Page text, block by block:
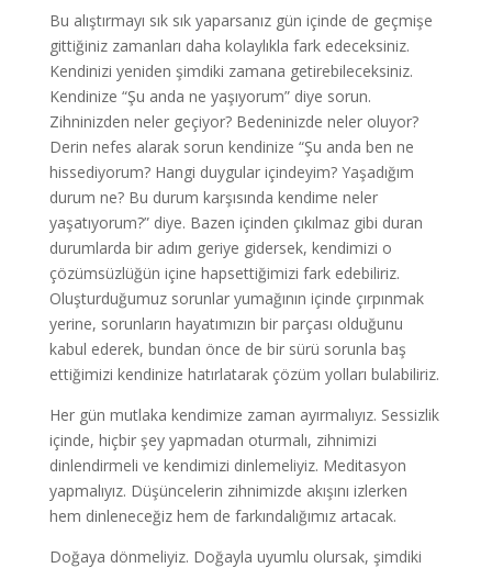
Bu alıştırmayı sık sık yaparsanız gün içinde de geçmişe
gittiğiniz zamanları daha kolaylıkla fark edeceksiniz.
Kendinizi yeniden şimdiki zamana getirebileceksiniz.
Kendinize “Şu anda ne yaşıyorum” diye sorun.
Zihninizden neler geçiyor? Bedeninizde neler oluyor?
Derin nefes alarak sorun kendinize “Şu anda ben ne
hissediyorum? Hangi duygular içindeyim? Yaşadığım
durum ne? Bu durum karşısında kendime neler
yaşatıyorum?” diye. Bazen içinden çıkılmaz gibi duran
durumlarda bir adım geriye gidersek, kendimizi o
çözümsüzlüğün içine hapsettiğimizi fark edebiliriz.
Oluşturduğumuz sorunlar yumağının içinde çırpınmak
yerine, sorunların hayatımızın bir parçası olduğunu
kabul ederek, bundan önce de bir sürü sorunla baş
ettiğimizi kendinize hatırlatarak çözüm yolları bulabiliriz.
Her gün mutlaka kendimize zaman ayırmalıyız. Sessizlik
içinde, hiçbir şey yapmadan oturmalı, zihnimizi
dinlendirmeli ve kendimizi dinlemeliyiz. Meditasyon
yapmalıyız. Düşüncelerin zihnimizde akışını izlerken
hem dinleneceğiz hem de farkındalığımız artacak.
Doğaya dönmeliyiz. Doğayla uyumlu olursak, şimdiki